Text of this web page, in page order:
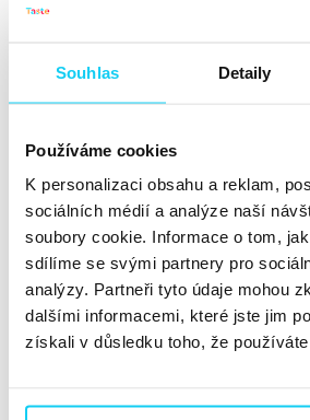
Souhlas Detaily
Používáme cookies
K personalizaci obsahu a reklam,
sociálních médií a analýze naší
soubory cookie. Informace o tom,
sdílíme se svými partnery pro
analýzy. Partneři tyto údaje mohou
dalšími informacemi, které jste jim
získali v důsledku toho, že
Leady jsou středobodem mnoha
B2B to platí dvojnásob. Lead
generování a sběru leadů. V tomto
představím několik ověřených tipů,
lead marketing a zvýšit...Číst dále »
Od myšlenky až po
projektu